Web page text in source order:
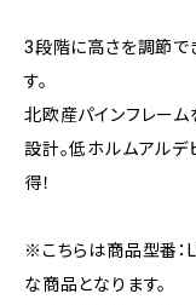
3段階に高さを調節で
す。
北欧産パインフレー
設計。低ホルムアル
得！
※こちらは商品型番：
な商品となります。